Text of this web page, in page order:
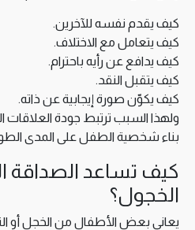
كيف يقدم نفسه للآخرين.
كيف يتعامل مع الاختلاف.
كيف يدافع عن رأيه باحترام.
كيف يتقبل النقد.
كيف يكوّن صورة إيجابية عن ذاته.
ولهذا السبب ترتبط جودة العلاقات
بناء شخصية الطفل على المدى
كيف تساعد الصداقة
الخجول؟
يعاني بعض الأطفال من الخجل أو